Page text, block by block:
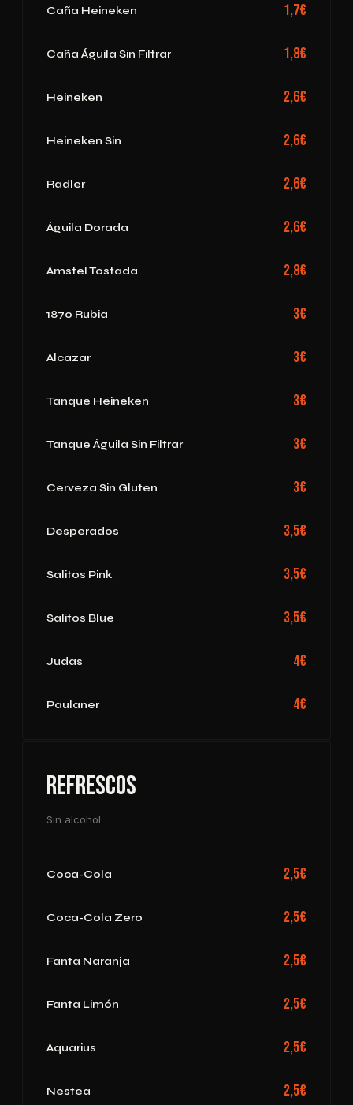
Caña Heineken 1,7€
Caña Águila Sin Filtrar 1,8€
Heineken 2,6€
Heineken Sin 2,6€
Radler 2,6€
Águila Dorada 2,6€
Amstel Tostada 2,8€
1870 Rubia 3€
Alcazar 3€
Tanque Heineken 3€
Tanque Águila Sin Filtrar 3€
Cerveza Sin Gluten 3€
Desperados 3,5€
Salitos Pink 3,5€
Salitos Blue 3,5€
Judas 4€
Paulaner 4€
Refrescos
Sin alcohol
Coca-Cola 2,5€
Coca-Cola Zero 2,5€
Fanta Naranja 2,5€
Fanta Limón 2,5€
Aquarius 2,5€
Nestea 2,5€